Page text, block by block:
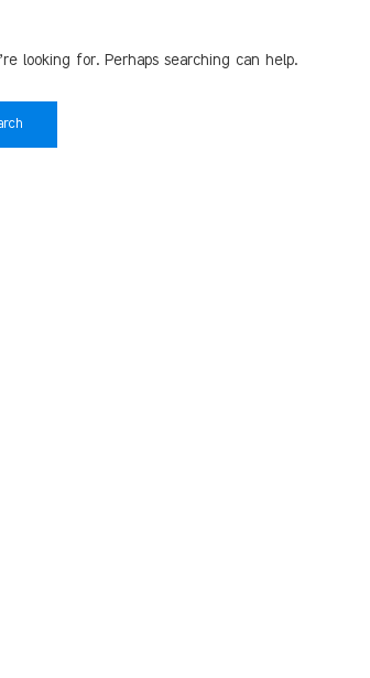
looking for. Perhaps searching can help.